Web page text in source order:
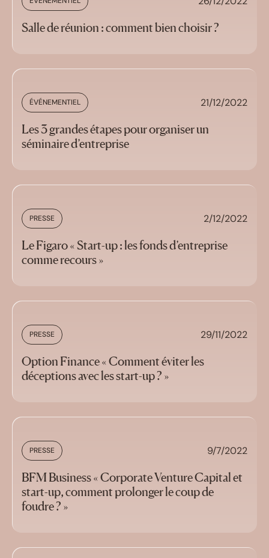
Salle de réunion : comment bien choisir ?
ÉVÉNEMENTIEL 21/12/2022
Les 3 grandes étapes pour organiser un
séminaire d’entreprise
PRESSE 2/12/2022
Le Figaro « Start-up : les fonds d’entreprise
comme recours »
PRESSE 29/11/2022
Option Finance « Comment éviter les
déceptions avec les start-up ? »
PRESSE 9/7/2022
BFM Business « Corporate Venture Capital et
start-up, comment prolonger le coup de
foudre ? »